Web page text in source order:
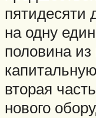
пятидесяти
на одну
половина
вторая
нового